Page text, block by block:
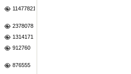
11477821
2378078
1314171
912760
876555